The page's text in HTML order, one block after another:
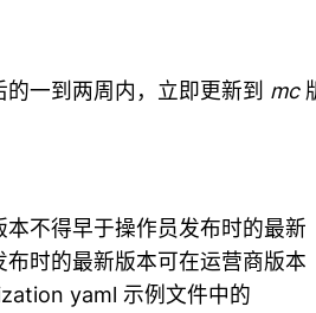
一到两周内，立即更新到 mc
不得早于操作员发布时的最新
时的最新版本可在运营商版本
yaml 示例文件中的